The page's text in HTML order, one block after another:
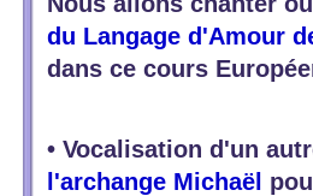
du Langage d'Amour
dans ce cours
• Vocalisation d'un
l'archange Michaël